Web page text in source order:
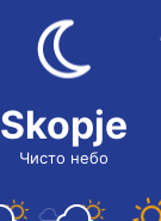
Skopje
Чисто небо